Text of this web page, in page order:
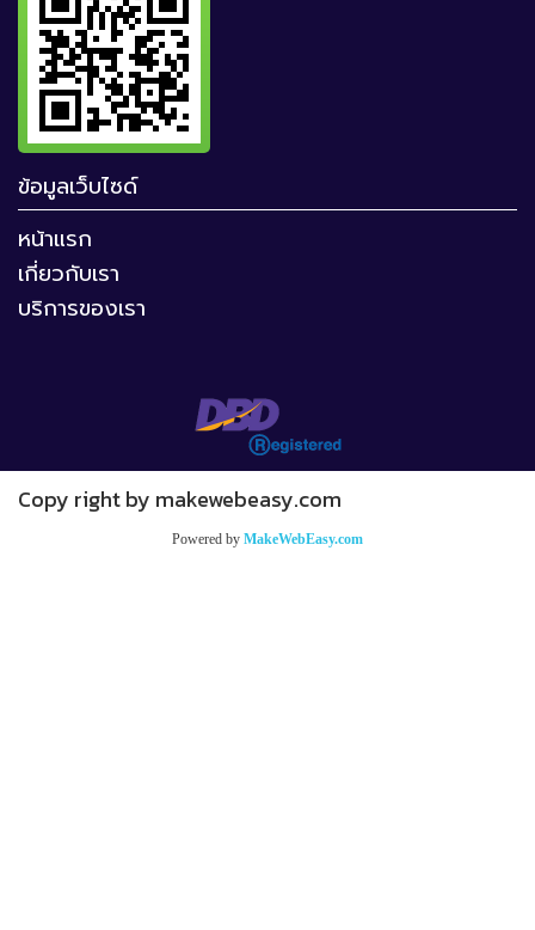
ข้อมูลเว็บไซด์
หน้าแรก
เกี่ยวกับเรา
บริการของเรา
Copy right by makewebeasy.com
Powered by MakeWebEasy.com